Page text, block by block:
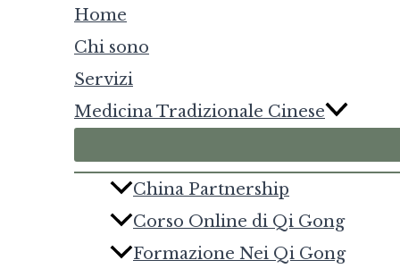
Home
Chi sono
Servizi
Medicina Tradizionale Cinese
China Partnership
Corso Online di Qi Gong
Formazione Nei Qi Gong